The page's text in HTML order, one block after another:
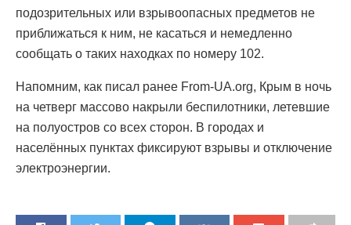
подозрительных или взрывоопасных предметов не
приближаться к ним, не касаться и немедленно
сообщать о таких находках по номеру 102.
Напомним, как писал ранее From-UA.org, Крым в ночь
на четверг массово накрыли беспилотники, летевшие
на полуостров со всех сторон. В городах и
населённых пунктах фиксируют взрывы и отключение
электроэнергии.